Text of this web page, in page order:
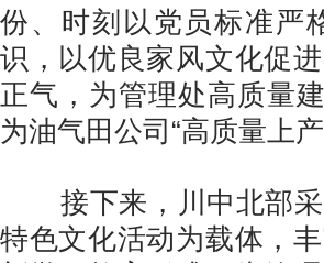
份、时刻以党员标准严
识，以优良家风文化促
正气，为管理处高质量
为油气田公司“高质量上
接下来，川中北部采
特色文化活动为载体，